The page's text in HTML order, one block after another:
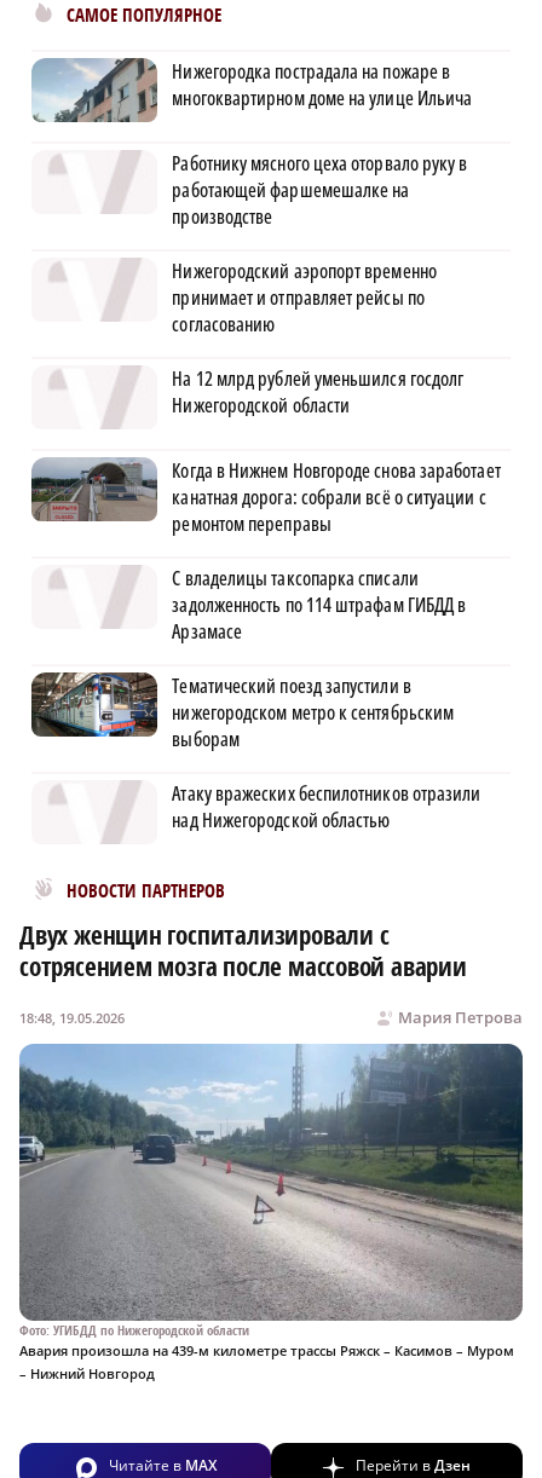
САМОЕ ПОПУЛЯРНОЕ
Нижегородка пострадала на пожаре в
многоквартирном доме на улице Ильича
Работнику мясного цеха оторвало руку в
работающей фаршемешалке на
производстве
Нижегородский аэропорт временно
принимает и отправляет рейсы по
согласованию
На 12 млрд рублей уменьшился госдолг
Нижегородской области
Когда в Нижнем Новгороде снова заработает
канатная дорога: собрали всё о ситуации с
ремонтом переправы
С владелицы таксопарка списали
задолженность по 114 штрафам ГИБДД в
Арзамасе
Тематический поезд запустили в
нижегородском метро к сентябрьским
выборам
Атаку вражеских беспилотников отразили
над Нижегородской областью
НОВОСТИ ПАРТНЕРОВ
Новости МирТесен
Двух женщин госпитализировали с
сотрясением мозга после массовой аварии
Мария Петрова
18:48, 19.05.2026
Фото: УГИБДД по Нижегородской области
Авария произошла на 439-м километре трассы Ряжск – Касимов – Муром
– Нижний Новгород
Читайте в MAX Перейти вДзен